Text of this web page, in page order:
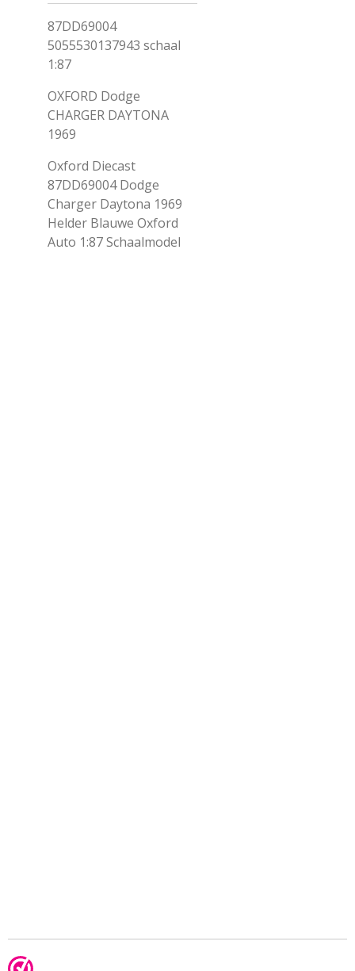
87DD69004
5055530137943 schaal
1:87
OXFORD Dodge
CHARGER DAYTONA
1969
Oxford Diecast
87DD69004 Dodge
Charger Daytona 1969
Helder Blauwe Oxford
Auto 1:87 Schaalmodel